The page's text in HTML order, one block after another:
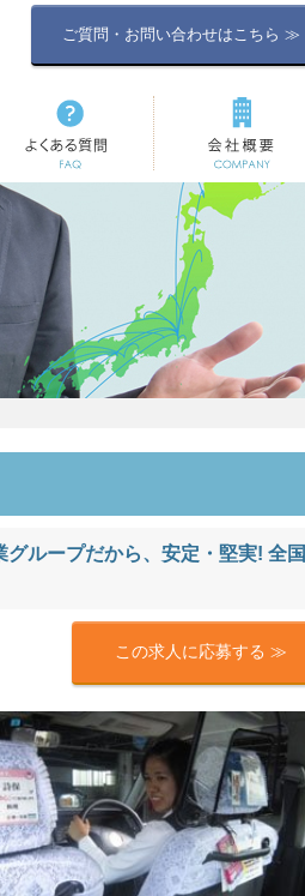
ご質問・お問い合わせはこちら ≫
よくある質問 会社概要
ループだから、安定・堅実! 全国
この求人に応募する ≫